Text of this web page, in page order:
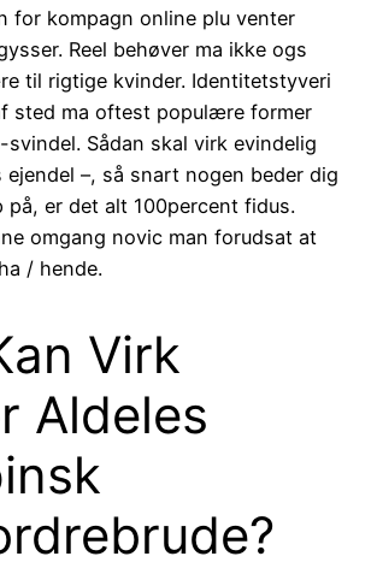
for kompagn online plu venter
Reel behøver ma ikke ogs
til rigtige kvinder. Identitetstyveri
sted ma oftest populære former
Sådan skal virk evindelig
ejendel –, så snart nogen beder dig
på, er det alt 100percent fidus.
omgang novic man forudsat at
/ hende.
Virk
Aldeles